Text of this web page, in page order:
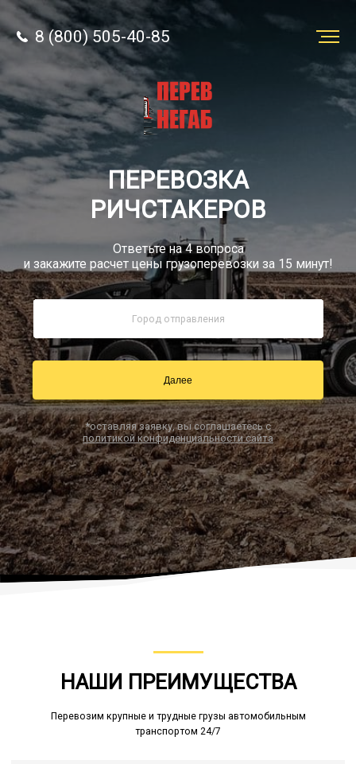
8 (800) 505-40-85
Звонок по РФ бесплатно
sale@simtruck-negabarit.ru
Заказать звонок
Заказать
перевозку
8 (800) 505-40-85
ПЕРЕВОЗКА
РИЧСТАКЕРОВ
Ответьте на 4 вопроса
и закажите расчет цены грузоперевозки за 15 минут!
Далее
*оставляя заявку, вы соглашаетесь с
политикой конфиденциальности сайта
НАШИ ПРЕИМУЩЕСТВА
Перевозим крупные и трудные грузы автомобильным
транспортом 24/7